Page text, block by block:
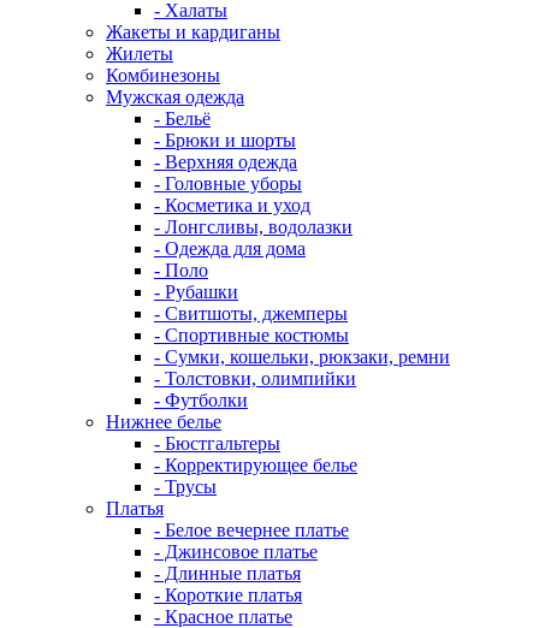
- Халаты
Жакеты и кардиганы
Жилеты
Комбинезоны
Мужская одежда
- Бельё
- Брюки и шорты
- Верхняя одежда
- Головные уборы
- Косметика и уход
- Лонгсливы, водолазки
- Одежда для дома
- Поло
- Рубашки
- Свитшоты, джемперы
- Спортивные костюмы
- Сумки, кошельки, рюкзаки, ремни
- Толстовки, олимпийки
- Футболки
Нижнее белье
- Бюстгальтеры
- Корректирующее белье
- Трусы
Платья
- Белое вечернее платье
- Джинсовое платье
- Длинные платья
- Короткие платья
- Красное платье